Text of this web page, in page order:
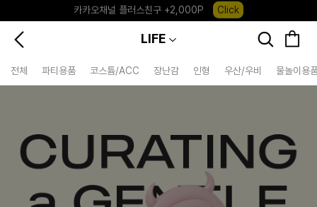
포레포레 앱 다운로드 +3,000P
Down
하우스오브캐러셀, 국내단독 프리오더(~8/10)
Click
LIFE
전체 파티용품 코스튬/ACC 장난감 인형 우산/우비 물놀이용